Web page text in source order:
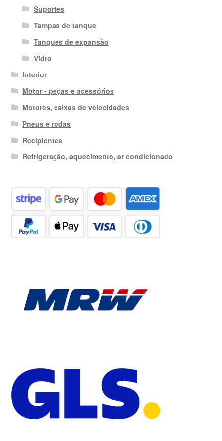
Suportes
Tampas de tanque
Tanques de expansão
Vidro
Interior
Motor - peças e acessórios
Motores, caixas de velocidades
Pneus e rodas
Recipientes
Refrigeração, aquecimento, ar condicionado